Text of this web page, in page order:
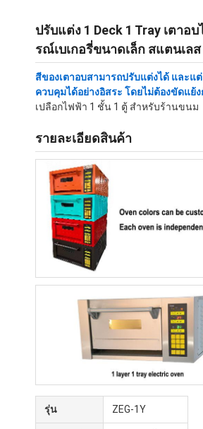
ปรับแต่ง 1 Deck 1 Tray เตาอ
รณ์เบเกอรี่ขนาดเล็ก สแตนเลส
สีของเตาอบสามารถปรับแต่งได้ และแ
ควบคุมได้อย่างอิสระ โดยไม่ต้องขัดแย้
เปลือกไฟฟ้า 1 ชั้น 1 ตู้ สําหรับร้านขนม
รายละเอียดสินค้า
รุ่น ZEG-1Y